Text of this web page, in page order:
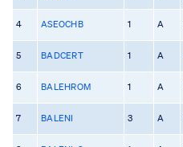
4 ASEOCHB 1 A
5 BADCERT 1 A
6 BALEHROM 1 A
7 BALENI 3 A